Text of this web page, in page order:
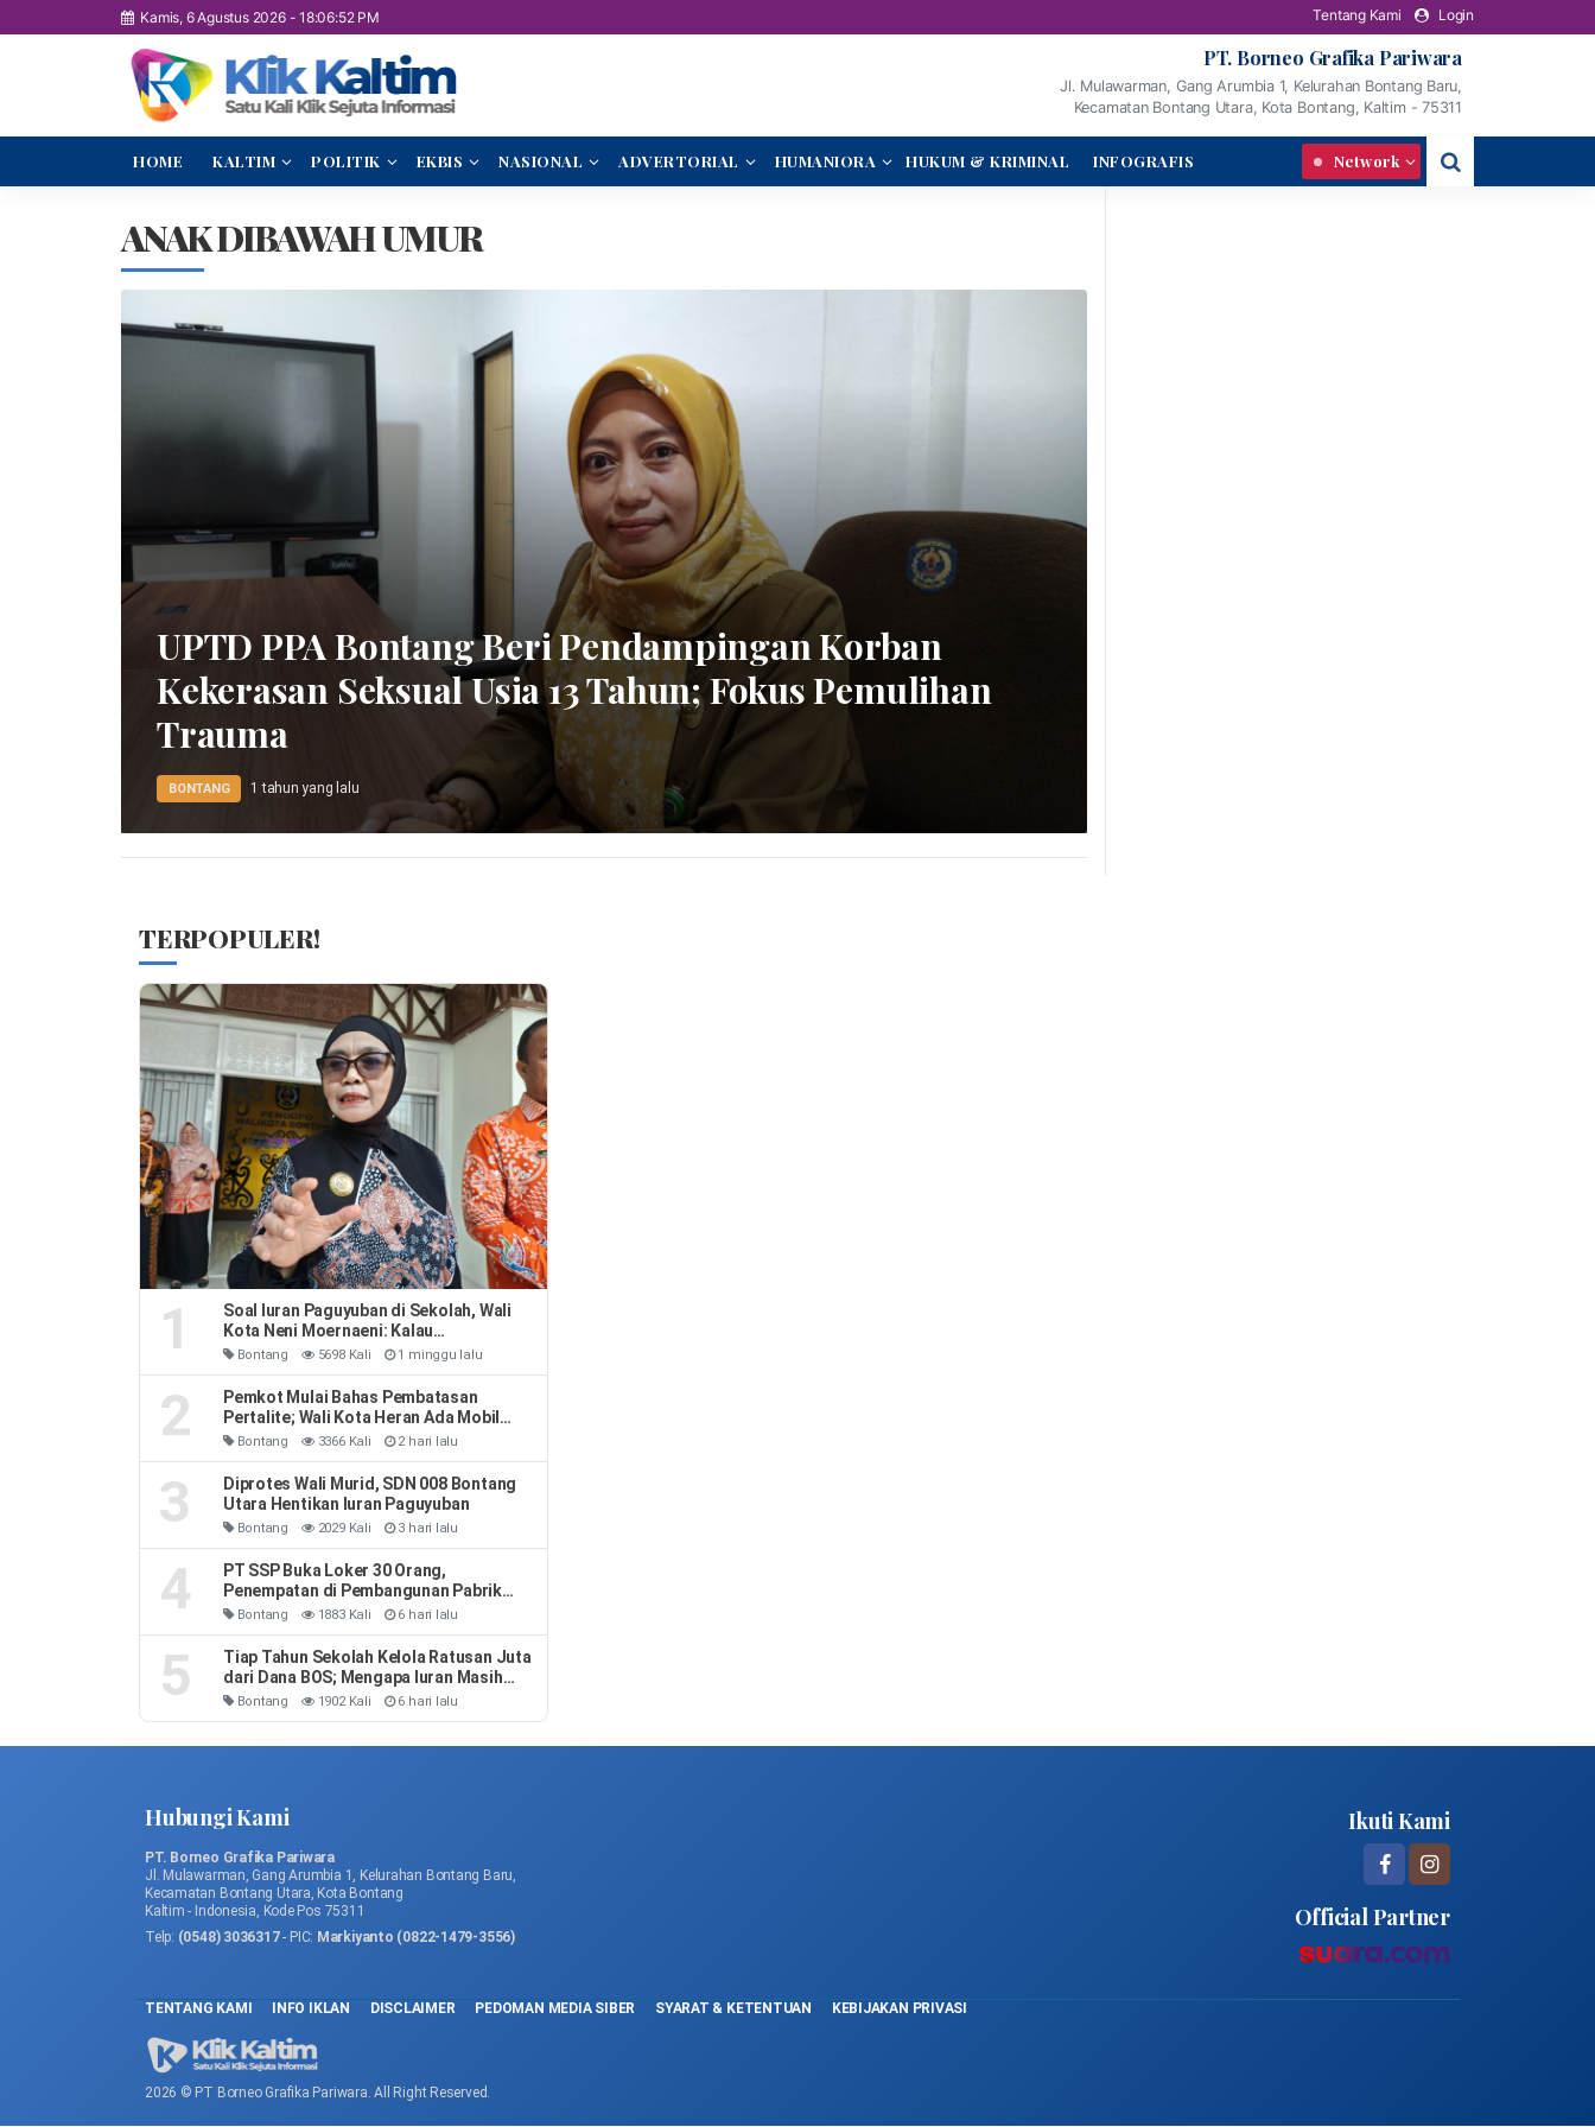
Kamis, 6 Agustus 2026-18:06:52 PM Tentang Kami Login
PT. Borneo Grafika Pariwara
Jl. Mulawarman, Gang Arumbia 1, Kelurahan Bontang Baru,
Kecamatan Bontang Utara, Kota Bontang, Kaltim - 75311
HOME KALTIM POLITIK EKBIS NASIONAL ADVERTORIAL HUMANIORA HUKUM & KRIMINAL INFOGRAFIS Network
ANAK DIBAWAH UMUR
UPTD PPA Bontang Beri Pendampingan Korban
Kekerasan Seksual Usia 13 Tahun; Fokus Pemulihan
Trauma
BONTANG 1 tahun yang lalu
TERPOPULER!
1
Soal Iuran Paguyuban di Sekolah, Wali
Kota Neni Moernaeni: Kalau
Kesepakatan Orang Tua Jangan Ribut-
Ribut
Bontang 5698 Kali 1 minggu lalu
2
Pemkot Mulai Bahas Pembatasan
Pertalite; Wali Kota Heran Ada Mobil
Habiskan 40 Liter Sehari
Bontang 3366 Kali 2 hari lalu
3
Diprotes Wali Murid, SDN 008 Bontang
Utara Hentikan Iuran Paguyuban
Bontang 2029 Kali 3 hari lalu
4
PT SSP Buka Loker 30 Orang,
Penempatan di Pembangunan Pabrik
Soda Ash
Bontang 1883 Kali 6 hari lalu
5
Tiap Tahun Sekolah Kelola Ratusan Juta
dari Dana BOS; Mengapa Iuran Masih
Ada
Bontang 1902 Kali 6 hari lalu
Hubungi Kami
PT. Borneo Grafika Pariwara
Jl. Mulawarman, Gang Arumbia 1, Kelurahan Bontang Baru,
Kecamatan Bontang Utara, Kota Bontang
Kaltim - Indonesia, Kode Pos 75311
Telp: (0548) 3036317- PIC: Markiyanto (0822-1479-3556)
Ikuti Kami
Official Partner
TENTANG KAMI INFO IKLAN DISCLAIMER PEDOMAN MEDIA SIBER SYARAT & KETENTUAN KEBIJAKAN PRIVASI
2026 © PT Borneo Grafika Pariwara. All Right Reserved.